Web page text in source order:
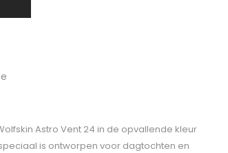
Astro Vent 24 in de opvallende kleur
is ontworpen voor dagtochten en